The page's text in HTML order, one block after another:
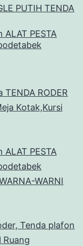
PUTIH TENDA
ALAT PESTA
RODER
Kotak,Kursi
ALAT PESTA
WARNI
Tenda plafon
Ruang